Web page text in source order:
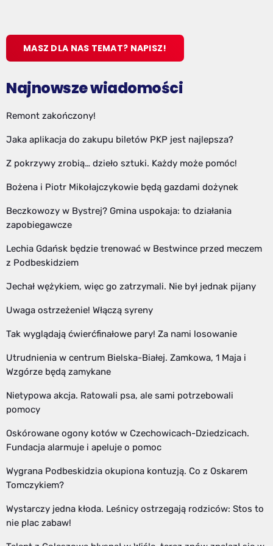
MASZ DLA NAS TEMAT? NAPISZ!
Najnowsze wiadomości
Remont zakończony!
Jaka aplikacja do zakupu biletów PKP jest najlepsza?
Z pokrzywy zrobią… dzieło sztuki. Każdy może pomóc!
Bożena i Piotr Mikołajczykowie będą gazdami dożynek
Beczkowozy w Bystrej? Gmina uspokaja: to działania
zapobiegawcze
Lechia Gdańsk będzie trenować w Bestwince przed meczem
z Podbeskidziem
Jechał wężykiem, więc go zatrzymali. Nie był jednak pijany
Uwaga ostrzeżenie! Włączą syreny
Tak wyglądają ćwierćfinałowe pary! Za nami losowanie
Utrudnienia w centrum Bielska-Białej. Zamkowa, 1 Maja i
Wzgórze będą zamykane
Nietypowa akcja. Ratowali psa, ale sami potrzebowali
pomocy
Oskórowane ogony kotów w Czechowicach-Dziedzicach.
Fundacja alarmuje i apeluje o pomoc
Wygrana Podbeskidzia okupiona kontuzją. Co z Oskarem
Tomczykiem?
Wystarczy jedna kłoda. Leśnicy ostrzegają rodziców: Stos to
nie plac zabaw!